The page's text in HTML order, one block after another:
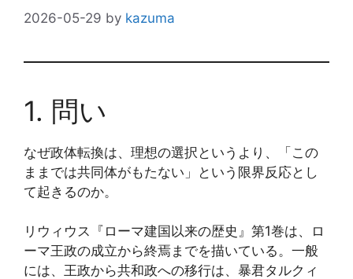
2026-05-29 by kazuma
1. 問い
なぜ政体転換は、理想の選択というより、「この
ままでは共同体がもたない」という限界反応とし
て起きるのか。
リウィウス『ローマ建国以来の歴史』第1巻は、ロ
ーマ王政の成立から終焉までを描いている。一般
には、王政から共和政への移行は、暴君タルクィ